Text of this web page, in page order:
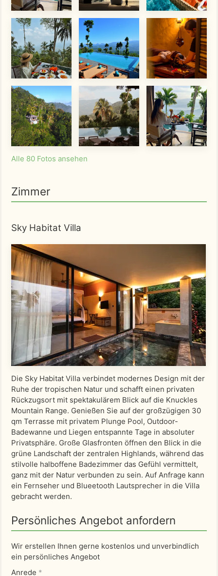
Alle 80 Fotos ansehen
Zimmer
Sky Habitat Villa
Die Sky Habitat Villa verbindet modernes Design mit der
Ruhe der tropischen Natur und schafft einen privaten
Rückzugsort mit spektakulärem Blick auf die Knuckles
Mountain Range. Genießen Sie auf der großzügigen 30
qm Terrasse mit privatem Plunge Pool, Outdoor-
Badewanne und Liegen entspannte Tage in absoluter
Privatsphäre. Große Glasfronten öffnen den Blick in die
grüne Landschaft der zentralen Highlands, während das
stilvolle halboffene Badezimmer das Gefühl vermittelt,
ganz mit der Natur verbunden zu sein. Auf Anfrage kann
ein Fernseher und Blueetooth Lautsprecher in die Villa
gebracht werden.
Persönliches Angebot anfordern
Wir erstellen Ihnen gerne kostenlos und unverbindlich
ein persönliches Angebot
Anrede *